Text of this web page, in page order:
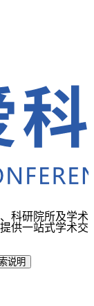
科研院所及学术
供一站式学术交
说明